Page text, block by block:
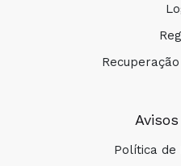
Política de